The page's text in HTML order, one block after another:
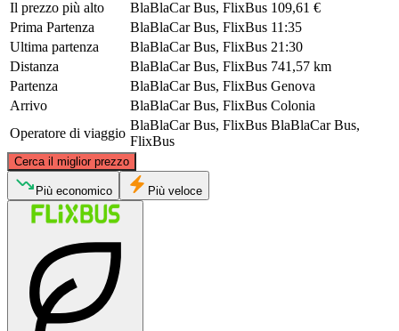
Il prezzo più alto
BlaBlaCar Bus, FlixBus 109,61 €
Prima Partenza
BlaBlaCar Bus, FlixBus 11:35
Ultima partenza
BlaBlaCar Bus, FlixBus 21:30
Distanza
BlaBlaCar Bus, FlixBus 741,57 km
Partenza
BlaBlaCar Bus, FlixBus Genova
Arrivo
BlaBlaCar Bus, FlixBus Colonia
Operatore di viaggio
BlaBlaCar Bus, FlixBus BlaBlaCar Bus,
FlixBus
Cerca il miglior prezzo
Cologne
Più economico Più veloce